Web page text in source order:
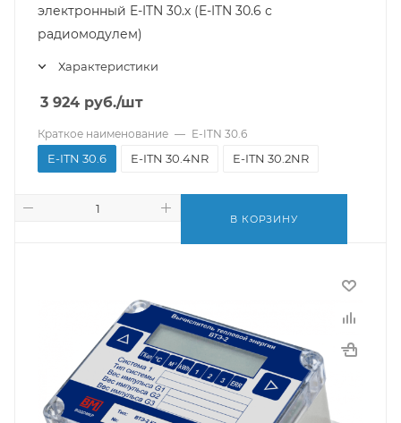
электронный E-ITN 30.х (E-ITN 30.6 с
радиомодулем)
Характеристики
3 924 руб./шт
Краткое наименование — E-ITN 30.6
E-ITN 30.6 E-ITN 30.4NR E-ITN 30.2NR
В КОРЗИНУ